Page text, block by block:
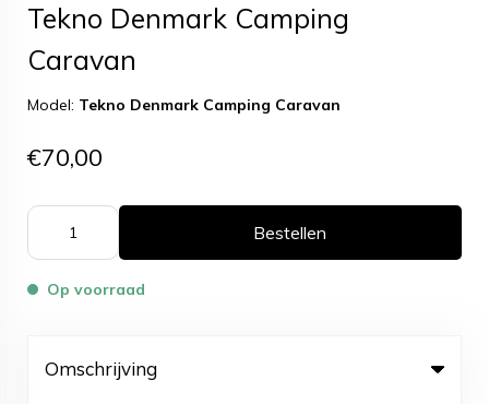
Tekno Denmark Camping
Caravan
Model: Tekno Denmark Camping Caravan
€70,00
Bestellen
Op voorraad
Omschrijving